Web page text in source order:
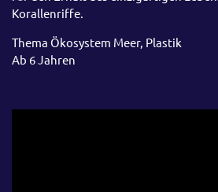
Korallenriffe.
Thema Ökosystem Meer, Plastik
Ab 6 Jahren